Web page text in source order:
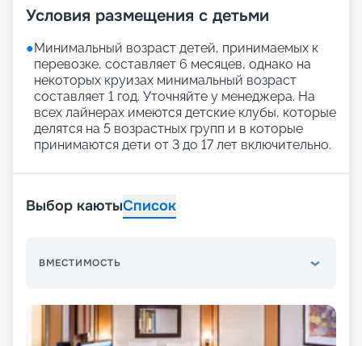
Условия размещения с детьми
●Минимальный возраст детей, принимаемых к
перевозке, составляет 6 месяцев, однако на
некоторых круизах минимальный возраст
составляет 1 год. Уточняйте у менеджера. На
всех лайнерах имеются детские клубы, которые
делятся на 5 возрастных групп и в которые
принимаются дети от 3 до 17 лет включительно.
Выбор каютыСписок
ВМЕСТИМОСТЬ